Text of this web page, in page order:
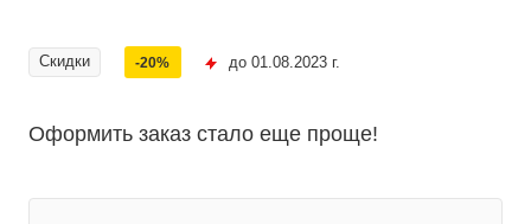
Скидки -20% до 01.08.2023 г.
Оформить заказ стало еще проще!